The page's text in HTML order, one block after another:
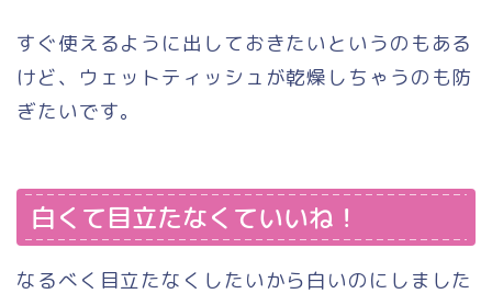
すぐ使えるように出しておきたいというのもある
けど、ウェットティッシュが乾燥しちゃうのも防
ぎたいです。
白くて目立たなくていいね！
なるべく目立たなくしたいから白いのにしました